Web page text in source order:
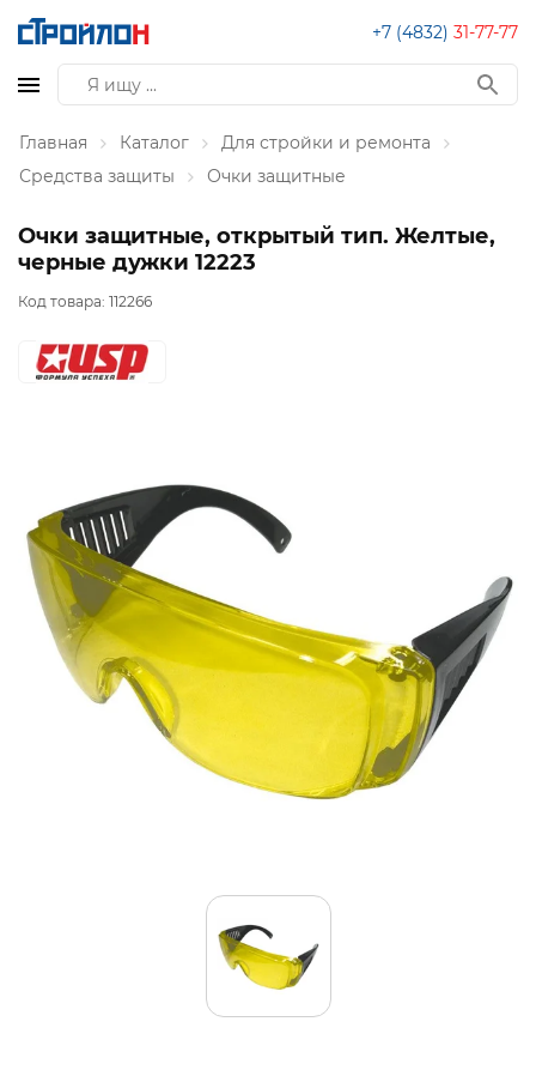
+7 (4832) 31-77-77
Главная Каталог
Для стройки и ремонта
Средства защиты
Очки защитные
Очки защитные, открытый тип. Желтые,
черные дужки 12223
Код товара: 112266